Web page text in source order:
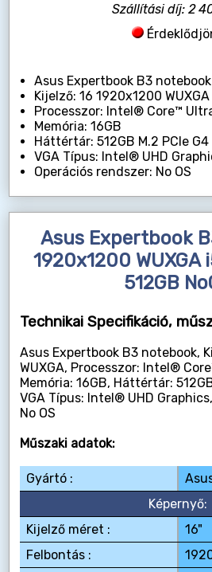
Szállítási díj: 2
Asus Expertbook B3 notebook
Kijelző: 16 1920x1200 WUXGA
Processzor: Intel® Core™
Memória: 16GB
Háttértár: 512GB M.2 PCIe G4
VGA Típus: Intel® UHD
Operációs rendszer: No OS
Asus Expertbook
1920x1200 WUXGA
512GB
Technikai Specifikáció,
Asus Expertbook B3 notebook,
WUXGA, Processzor: Intel®
Memória: 16GB, Háttértár:
VGA Típus: Intel® UHD
No OS
Műszaki adatok:
Gyártó :
Képernyő:
Kijelző méret :
16"
Felbontás :